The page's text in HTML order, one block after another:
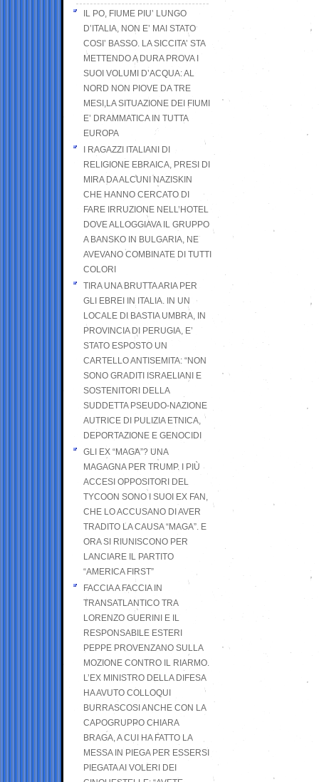
IL PO, FIUME PIU’ LUNGO
D’ITALIA, NON E’ MAI STATO
COSI’ BASSO. LA SICCITA’ STA
METTENDO A DURA PROVA I
SUOI VOLUMI D’ACQUA: AL
NORD NON PIOVE DA TRE
MESI,LA SITUAZIONE DEI FIUMI
E’ DRAMMATICA IN TUTTA
EUROPA
I RAGAZZI ITALIANI DI
RELIGIONE EBRAICA, PRESI DI
MIRA DA ALCUNI NAZISKIN
CHE HANNO CERCATO DI
FARE IRRUZIONE NELL’HOTEL
DOVE ALLOGGIAVA IL GRUPPO
A BANSKO IN BULGARIA, NE
AVEVANO COMBINATE DI TUTTI
COLORI
TIRA UNA BRUTTA ARIA PER
GLI EBREI IN ITALIA. IN UN
LOCALE DI BASTIA UMBRA, IN
PROVINCIA DI PERUGIA, E’
STATO ESPOSTO UN
CARTELLO ANTISEMITA: “NON
SONO GRADITI ISRAELIANI E
SOSTENITORI DELLA
SUDDETTA PSEUDO-NAZIONE
AUTRICE DI PULIZIA ETNICA,
DEPORTAZIONE E GENOCIDI
GLI EX “MAGA”? UNA
MAGAGNA PER TRUMP. I PIÙ
ACCESI OPPOSITORI DEL
TYCOON SONO I SUOI EX FAN,
CHE LO ACCUSANO DI AVER
TRADITO LA CAUSA “MAGA”. E
ORA SI RIUNISCONO PER
LANCIARE IL PARTITO
“AMERICA FIRST”
FACCIA A FACCIA IN
TRANSATLANTICO TRA
LORENZO GUERINI E IL
RESPONSABILE ESTERI
PEPPE PROVENZANO SULLA
MOZIONE CONTRO IL RIARMO.
L’EX MINISTRO DELLA DIFESA
HA AVUTO COLLOQUI
BURRASCOSI ANCHE CON LA
CAPOGRUPPO CHIARA
BRAGA, A CUI HA FATTO LA
MESSA IN PIEGA PER ESSERSI
PIEGATA AI VOLERI DEI